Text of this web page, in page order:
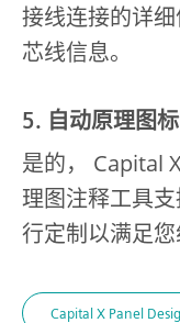
接线连接的详
芯线信息。
5. 自动原理图
是的， Capital
理图注释工具
行定制以满足您
Capital X Panel